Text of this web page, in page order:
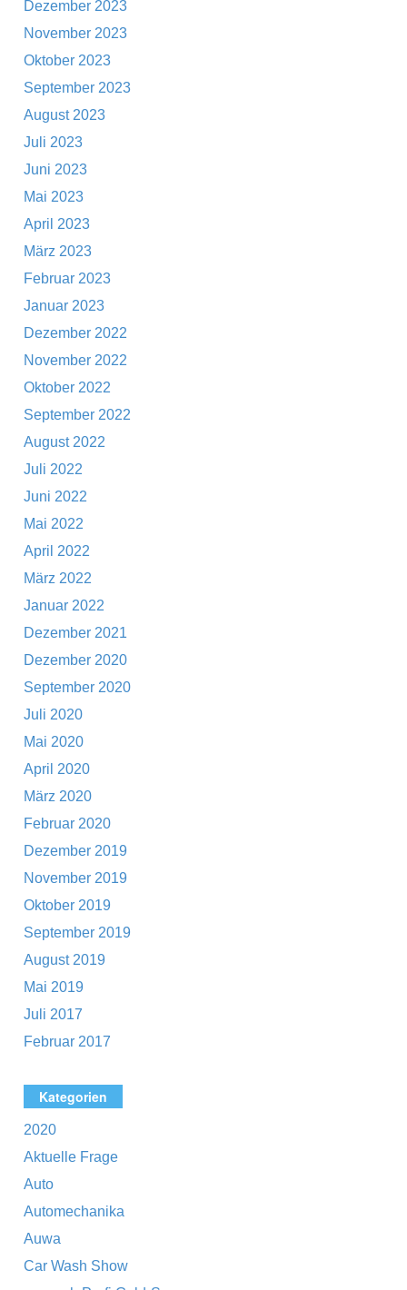
Dezember 2023
November 2023
Oktober 2023
September 2023
August 2023
Juli 2023
Juni 2023
Mai 2023
April 2023
März 2023
Februar 2023
Januar 2023
Dezember 2022
November 2022
Oktober 2022
September 2022
August 2022
Juli 2022
Juni 2022
Mai 2022
April 2022
März 2022
Januar 2022
Dezember 2021
Dezember 2020
September 2020
Juli 2020
Mai 2020
April 2020
März 2020
Februar 2020
Dezember 2019
November 2019
Oktober 2019
September 2019
August 2019
Mai 2019
Juli 2017
Februar 2017
Kategorien
2020
Aktuelle Frage
Auto
Automechanika
Auwa
Car Wash Show